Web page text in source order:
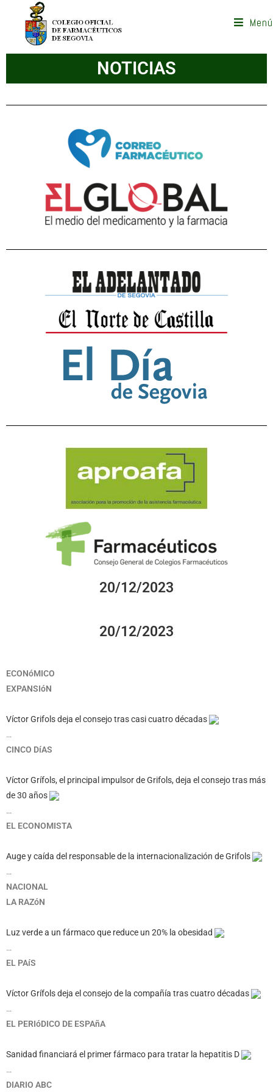
Menú
NOTICIAS
20/12/2023
20/12/2023
ECONóMICO
EXPANSIóN
Víctor Grifols deja el consejo tras casi cuatro décadas
…
CINCO DíAS
Víctor Grífols, el principal impulsor de Grifols, deja el consejo tras más
de 30 años
…
EL ECONOMISTA
Auge y caída del responsable de la internacionalización de Grifols
…
NACIONAL
LA RAZóN
Luz verde a un fármaco que reduce un 20% la obesidad
…
EL PAíS
Víctor Grífols deja el consejo de la compañía tras cuatro décadas
…
EL PERIóDICO DE ESPAñA
Sanidad financiará el primer fármaco para tratar la hepatitis D
…
DIARIO ABC